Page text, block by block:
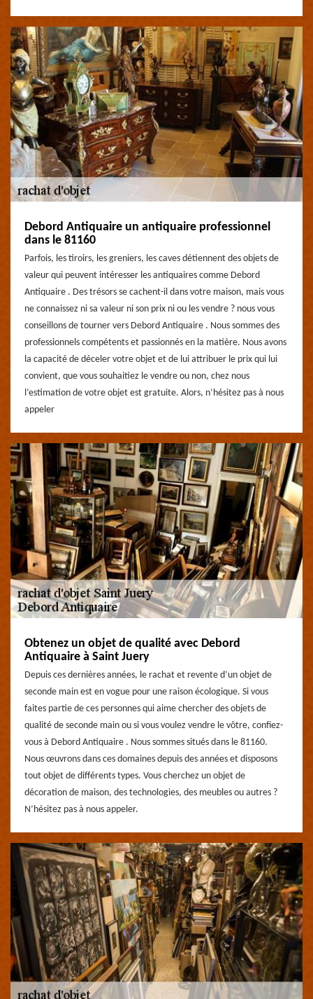
Debord Antiquaire un antiquaire professionnel
dans le 81160
Parfois, les tiroirs, les greniers, les caves détiennent des objets de
valeur qui peuvent intéresser les antiquaires comme Debord
Antiquaire . Des trésors se cachent-il dans votre maison, mais vous
ne connaissez ni sa valeur ni son prix ni ou les vendre ? nous vous
conseillons de tourner vers Debord Antiquaire . Nous sommes des
professionnels compétents et passionnés en la matière. Nous avons
la capacité de déceler votre objet et de lui attribuer le prix qui lui
convient, que vous souhaitiez le vendre ou non, chez nous
l’estimation de votre objet est gratuite. Alors, n’hésitez pas à nous
appeler
Obtenez un objet de qualité avec Debord
Antiquaire à Saint Juery
Depuis ces dernières années, le rachat et revente d’un objet de
seconde main est en vogue pour une raison écologique. Si vous
faites partie de ces personnes qui aime chercher des objets de
qualité de seconde main ou si vous voulez vendre le vôtre, confiez-
vous à Debord Antiquaire . Nous sommes situés dans le 81160.
Nous œuvrons dans ces domaines depuis des années et disposons
tout objet de différents types. Vous cherchez un objet de
décoration de maison, des technologies, des meubles ou autres ?
N’hésitez pas à nous appeler.